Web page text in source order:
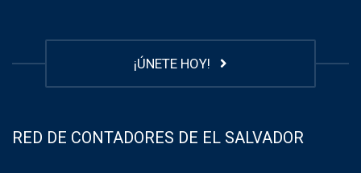
¡ÚNETE HOY!
RED DE CONTADORES DE EL SALVADOR